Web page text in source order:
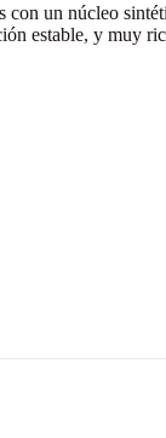
un núcleo
estable, y muy